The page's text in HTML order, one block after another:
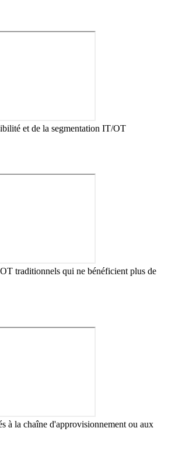
et de la segmentation IT/OT
traditionnels qui ne bénéficient plus de
à la chaîne d'approvisionnement ou aux